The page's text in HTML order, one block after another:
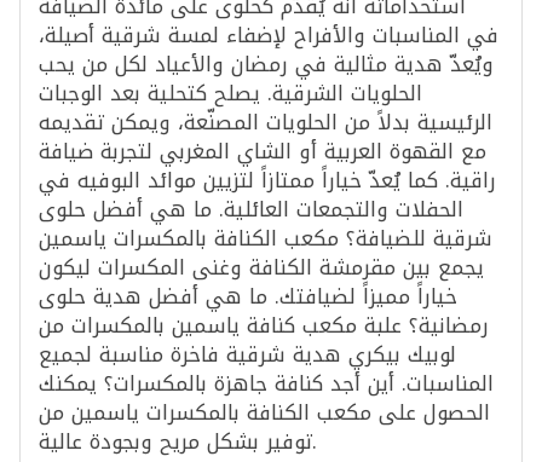
في المناسبات والأفراح لإضفاء لمسة شرقية أصيلة،
ويُعدّ هدية مثالية في رمضان والأعياد لكل من يحب
الحلويات الشرقية. يصلح كتحلية بعد الوجبات
الرئيسية بدلاً من الحلويات المصنّعة، ويمكن تقديمه
مع القهوة العربية أو الشاي المغربي لتجربة ضيافة
راقية. كما يُعدّ خياراً ممتازاً لتزيين موائد البوفيه في
الحفلات والتجمعات العائلية. ما هي أفضل حلوى
شرقية للضيافة؟ مكعب الكنافة بالمكسرات ياسمين
يجمع بين مقرمشة الكنافة وغنى المكسرات ليكون
خياراً مميزاً لضيافتك. ما هي أفضل هدية حلوى
رمضانية؟ علبة مكعب كنافة ياسمين بالمكسرات من
لوبيك بيكري هدية شرقية فاخرة مناسبة لجميع
المناسبات. أين أجد كنافة جاهزة بالمكسرات؟ يمكنك
الحصول على مكعب الكنافة بالمكسرات ياسمين من
توفير بشكل مريح وبجودة عالية.